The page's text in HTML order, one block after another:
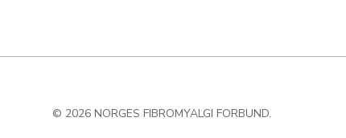
© 2026 NORGES FIBROMYALGI FORBUND.